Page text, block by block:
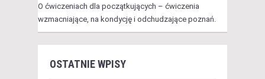
O ćwiczeniach dla początkujących – ćwiczenia
wzmacniające, na kondycję i odchudzające poznań.
OSTATNIE WPISY